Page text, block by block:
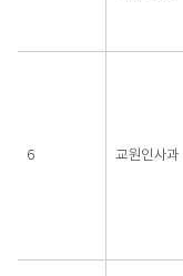
6 교원인사과